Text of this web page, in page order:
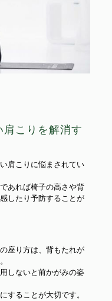
こりを解消す
肩こりに悩まされてい
あれば椅子の高さや背
したり予防することが
座り方は、背もたれが
しないと前かがみの姿
することが大切です。